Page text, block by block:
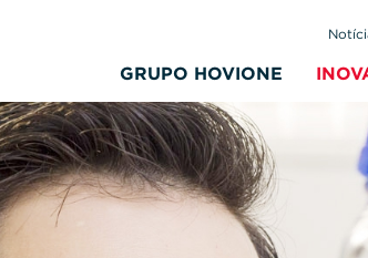
GRUPO HOVIONE